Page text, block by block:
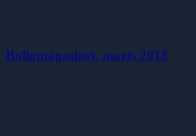
Boligmagasinet, marts 2018